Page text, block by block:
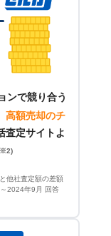
ンで競り合う
高額売却のチ
査定サイトよ
他社査定額の差額
2024年9月 回答